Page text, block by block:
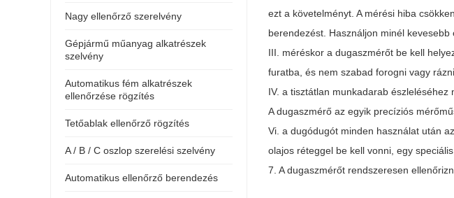
ezt a követelményt. A mérési hiba
berendezést. Használjon minél
III. méréskor a dugaszmérőt be kell
furatba, és nem szabad forogni vagy
IV. a tisztátlan munkadarab észleléséhez
A dugaszmérő az egyik precíziós
Vi. a dugódugót minden használat után
olajos réteggel be kell vonni, egy
7. A dugaszmérőt rendszeresen
Nagy ellenőrző szerelvény
Gépjármű műanyag alkatrészek
szelvény
Automatikus fém alkatrészek
ellenőrzése rögzítés
Tetőablak ellenőrző rögzítés
A / B / C oszlop szerelési szelvény
Automatikus ellenőrző berendezés